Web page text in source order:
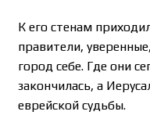
К его стенам
правители,
город себе. Где они
закончилась, а
еврейской судьбы.